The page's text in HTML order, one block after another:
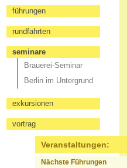
führungen
rundfahrten
seminare
Brauerei-Seminar
Berlin im Untergrund
exkursionen
vortrag
Veranstaltungen:
Nächste Führungen